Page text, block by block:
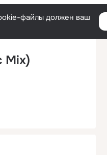
файлы должен ваш
Mix)